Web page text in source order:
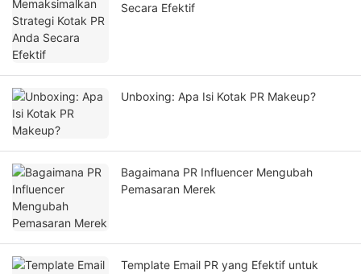
Secara Efektif
Unboxing: Apa Isi Kotak PR Makeup?
Bagaimana PR Influencer Mengubah
Pemasaran Merek
Template Email PR yang Efektif untuk